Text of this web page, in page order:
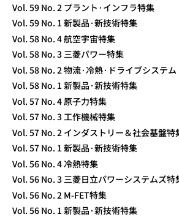
Vol. 59 No. 2 プラント·インフラ特集
Vol. 59 No. 1 新製品·新技術特集
Vol. 58 No. 4 航空宇宙特集
Vol. 58 No. 3 三菱パワー特集
Vol. 58 No. 2 物流·冷熱·ドライブシステ
Vol. 58 No. 1 新製品·新技術特集
Vol. 57 No. 4 原子力特集
Vol. 57 No. 3 工作機械特集
Vol. 57 No. 2 インダストリー＆社会基盤特
Vol. 57 No. 1 新製品·新技術特集
Vol. 56 No. 4 冷熱特集
Vol. 56 No. 3 三菱日立パワーシステムズ特
Vol. 56 No. 2 M-FET特集
Vol. 56 No. 1 新製品·新技術特集